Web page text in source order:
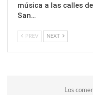
música a las calles de
San…
PREV NEXT
Los